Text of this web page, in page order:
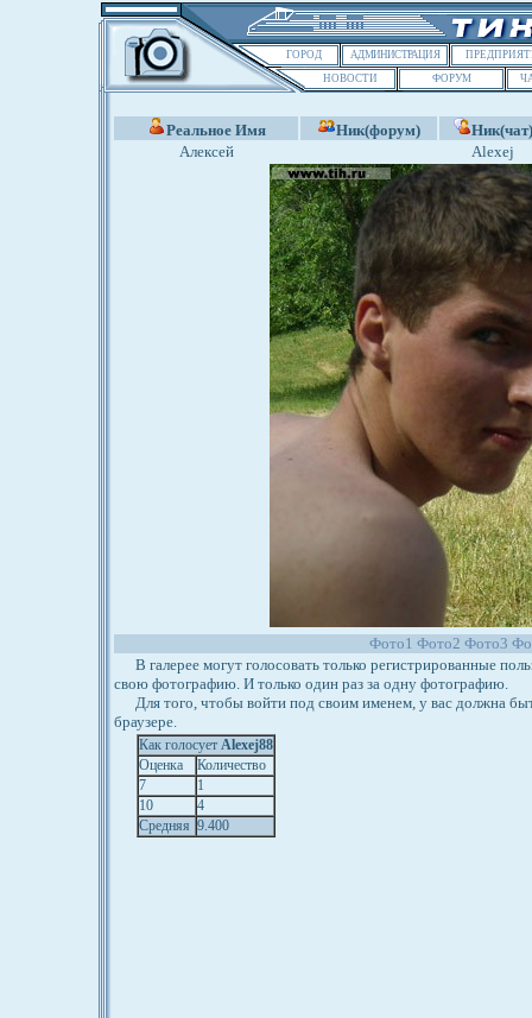
ГОРОД АДМИНИСТРАЦИЯ
НОВОСТИ
ФОРУМ
Реальное Имя Ник(форум)
Ник(чат)
Алексей
Alexej
Фото1 Фото2 Фото3
В галерее могут голосовать только регистрированные
свою фотографию. И только один раз за одну фотографию.
Для того, чтобы войти под своим именем, у вас должна
браузере.
Как голосует Alexej88
Оценка
Количество
7
1
10
4
Средняя 9.400